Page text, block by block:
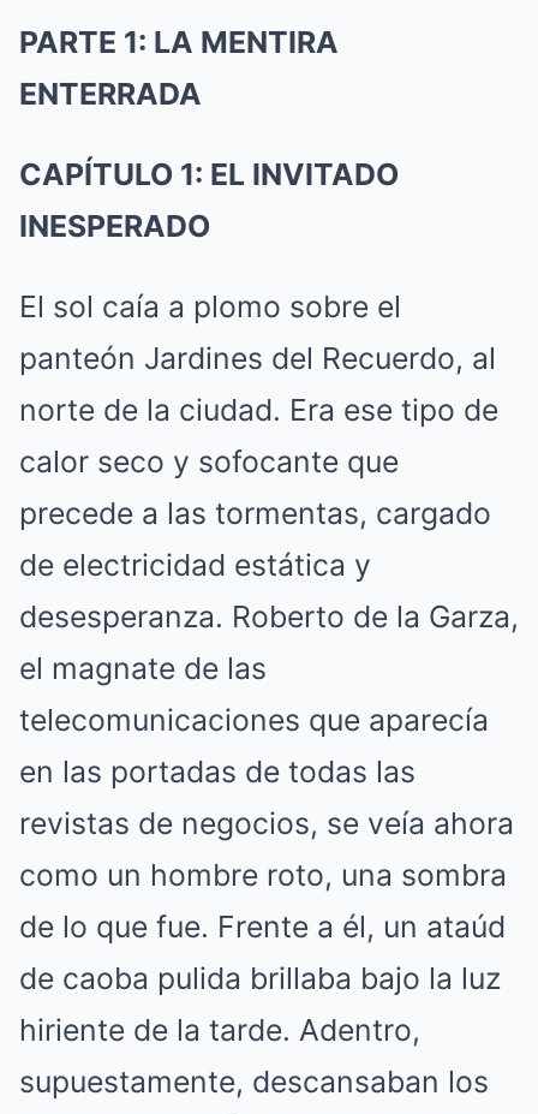
PARTE 1: LA MENTIRA
ENTERRADA
CAPÍTULO 1: EL INVITADO
INESPERADO
El sol caía a plomo sobre el
panteón Jardines del Recuerdo, al
norte de la ciudad. Era ese tipo de
calor seco y sofocante que
precede a las tormentas, cargado
de electricidad estática y
desesperanza. Roberto de la Garza,
el magnate de las
telecomunicaciones que aparecía
en las portadas de todas las
revistas de negocios, se veía ahora
como un hombre roto, una sombra
de lo que fue. Frente a él, un ataúd
de caoba pulida brillaba bajo la luz
hiriente de la tarde. Adentro,
supuestamente, descansaban los